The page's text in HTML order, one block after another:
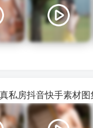
私房抖音快手素材